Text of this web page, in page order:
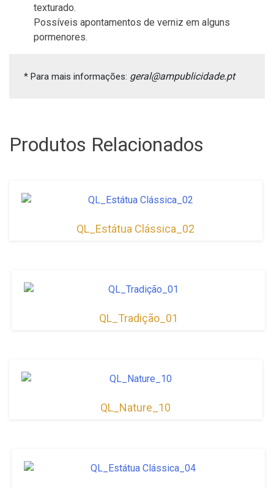
texturado.
Possíveis apontamentos de verniz em alguns
pormenores.
* Para mais informações: geral@ampublicidade.pt
Produtos Relacionados
QL_Estátua Clássica_02
QL_Tradição_01
QL_Nature_10